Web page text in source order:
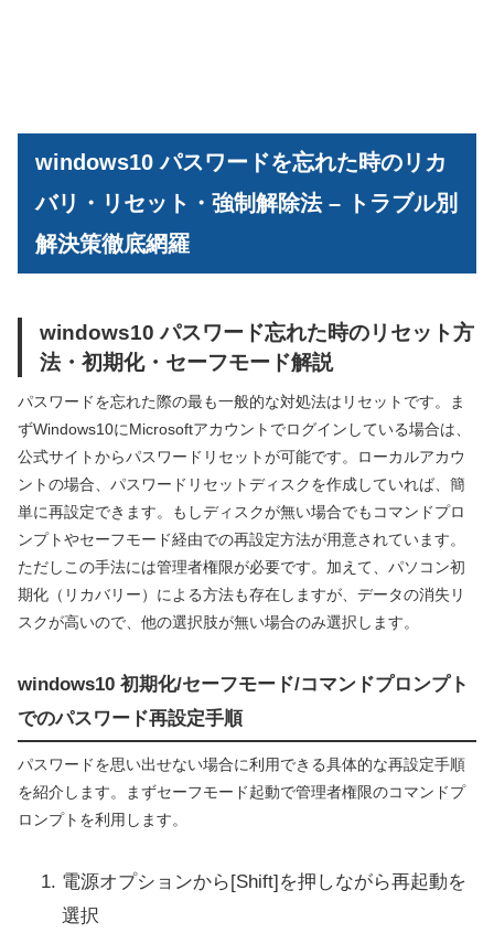
windows10 パスワードを忘れた時のリカ
バリ・リセット・強制解除法 – トラブル別
解決策徹底網羅
windows10 パスワード忘れた時のリセット方
法・初期化・セーフモード解説
パスワードを忘れた際の最も一般的な対処法はリセットです。ま
ずWindows10にMicrosoftアカウントでログインしている場合は、
公式サイトからパスワードリセットが可能です。ローカルアカウ
ントの場合、パスワードリセットディスクを作成していれば、簡
単に再設定できます。もしディスクが無い場合でもコマンドプロ
ンプトやセーフモード経由での再設定方法が用意されています。
ただしこの手法には管理者権限が必要です。加えて、パソコン初
期化（リカバリー）による方法も存在しますが、データの消失リ
スクが高いので、他の選択肢が無い場合のみ選択します。
windows10 初期化/セーフモード/コマンドプロンプト
でのパスワード再設定手順
パスワードを思い出せない場合に利用できる具体的な再設定手順
を紹介します。まずセーフモード起動で管理者権限のコマンドプ
ロンプトを利用します。
電源オプションから[Shift]を押しながら再起動を
選択